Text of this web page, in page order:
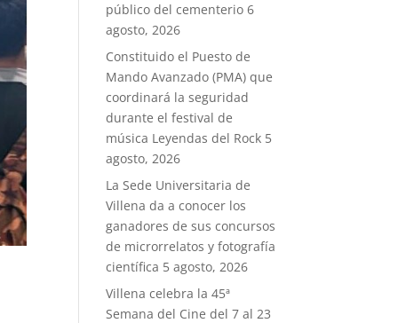
público del cementerio 6
agosto, 2026
Constituido el Puesto de
Mando Avanzado (PMA) que
coordinará la seguridad
durante el festival de
música Leyendas del Rock 5
agosto, 2026
La Sede Universitaria de
Villena da a conocer los
ganadores de sus concursos
de microrrelatos y fotografía
científica 5 agosto, 2026
Villena celebra la 45ª
Semana del Cine del 7 al 23